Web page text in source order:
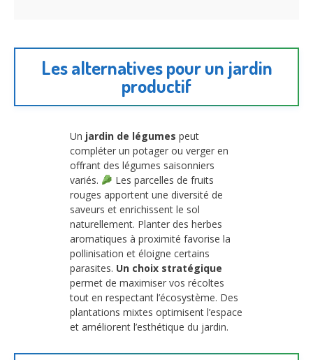
Les alternatives pour un jardin
productif
Un jardin de légumes peut
compléter un potager ou verger en
offrant des légumes saisonniers
variés.
Les parcelles de fruits
rouges apportent une diversité de
saveurs et enrichissent le sol
naturellement. Planter des herbes
aromatiques à proximité favorise la
pollinisation et éloigne certains
parasites. Un choix stratégique
permet de maximiser vos récoltes
tout en respectant l’écosystème. Des
plantations mixtes optimisent l’espace
et améliorent l’esthétique du jardin.